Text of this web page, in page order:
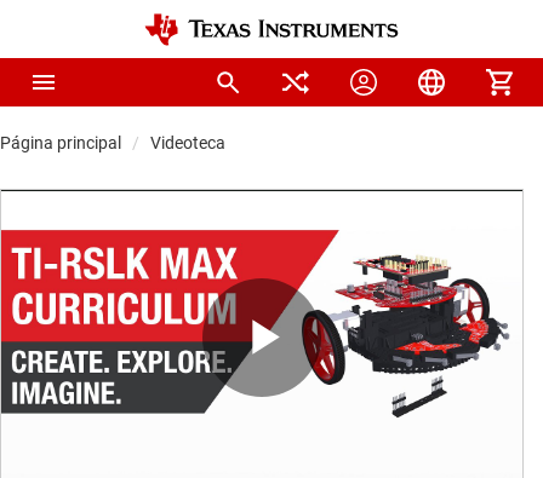
Página principal Videoteca
Play